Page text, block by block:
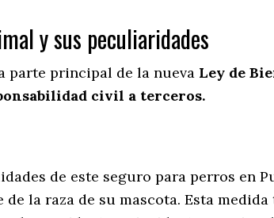
y sus peculiaridades
parte principal de la nueva Ley de
civil a terceros.
de este seguro para perros en
de la raza de su mascota. Esta